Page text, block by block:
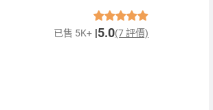
已售 5K+ 5.0(7 評價)